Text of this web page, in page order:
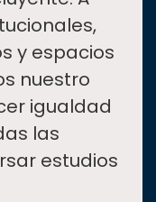
y espacios
nuestro
igualdad
las
estudios